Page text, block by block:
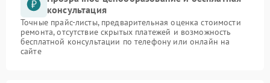
консультация
Точные прайс-листы, предварительная оценка стоимости
ремонта, отсутствие скрытых платежей и возможность
бесплатной консультации по телефону или онлайн на
сайте